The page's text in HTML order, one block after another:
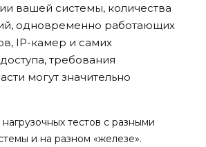
вашей системы, количества
одновременно работающих
IP-камер и самих
требования
могут значительно
тестов с разными
и на разном «железе».